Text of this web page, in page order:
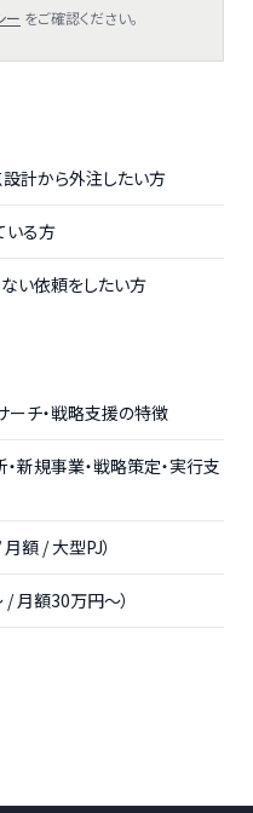
ー をご確認ください。
計から外注したい方
いる方
い依頼をしたい方
ーチ・戦略支援の特徴
新規事業・戦略策定・実行支
額 / 大型PJ）
/ 月額30万円〜）